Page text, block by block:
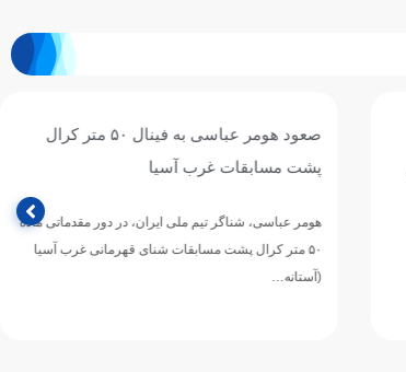
صعود هومر عباسی به فینال ۵۰ متر کرال
پشت مسابقات غرب آسیا
هومر عباسی، شناگر تیم ملی ایران، در دور مقدماتی ماده
۵۰ متر کرال پشت مسابقات شنای قهرمانی غرب آسیا
(آستانه…